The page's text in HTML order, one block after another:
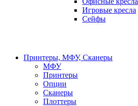
Игровые кресла
Сейфы
Принтеры, МФУ, Сканеры
МФУ
Принтеры
Опции
Сканеры
Плоттеры